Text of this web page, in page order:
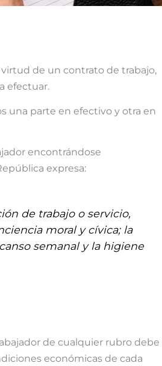
de un contrato de trabajo,
efectuar.
una parte en efectivo y otra en
encontrándose
expresa:
de trabajo o servicio,
moral y cívica; la
semanal y la higiene
de cualquier rubro debe
económicas de cada